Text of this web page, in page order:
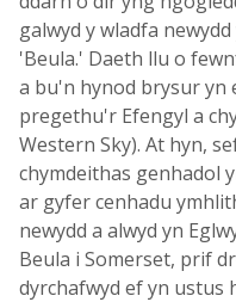
galwyd y wladfa
'Beula.' Daeth llu o
a bu'n hynod brysur yn
pregethu'r Efengyl a
Western Sky). At hyn,
chymdeithas genhadol
ar gyfer cenhadu
newydd a alwyd yn
Beula i Somerset, prif
dyrchafwyd ef yn ustus